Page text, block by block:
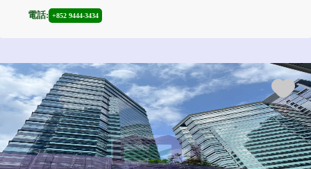
電話: +852 9444-3434